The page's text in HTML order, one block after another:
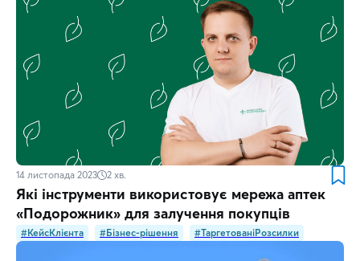
14 листопада 2023 2 хв.
Які інструменти використовує мережа аптек
«Подорожник» для залучення покупців
#КейсКлієнта #Бізнес-рішення #ТаргетованіРозсилки